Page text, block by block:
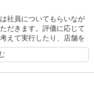
社員についてもらいなが
だきます。評価に応じて
えて実行したり、店舗を
います。